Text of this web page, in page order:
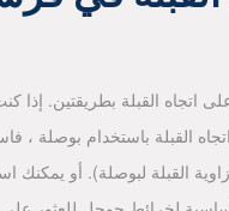
اتجاه القبلة بطريقتين.
القبلة باستخدام بوصلة ،
(زاوية القبلة لبوصلة). أو يمكنك